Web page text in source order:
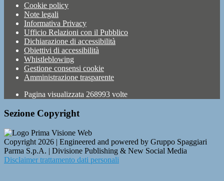
Cookie policy
Note legali
Informativa Privacy
Ufficio Relazioni con il Pubblico
Dichiarazione di accessibilità
Obiettivi di accessibilità
Whistleblowing
Gestione consensi cookie
Amministrazione trasparente
Pagina visualizzata 268993 volte
Sezione Copyright
Copyright 2026 | Engineered and powered by Gruppo Spaggiari
Parma S.p.A. | Divisione Publishing & New Social Media
Disclaimer trattamento dati personali